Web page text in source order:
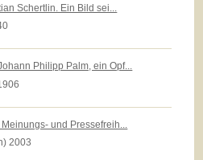
Schertlin. Ein Bild sei...
Philipp Palm, ein Opf...
und Pressefreih...
2003